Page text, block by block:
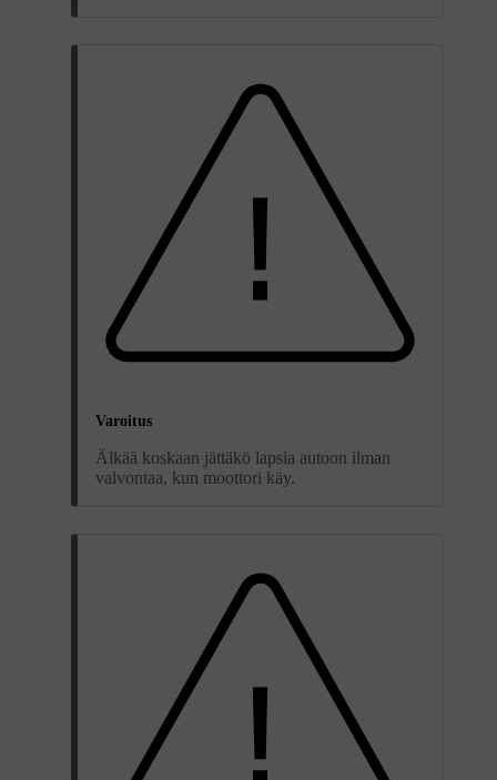
Varoitus
Älkää koskaan jättäkö lapsia autoon ilman
valvontaa, kun moottori käy.